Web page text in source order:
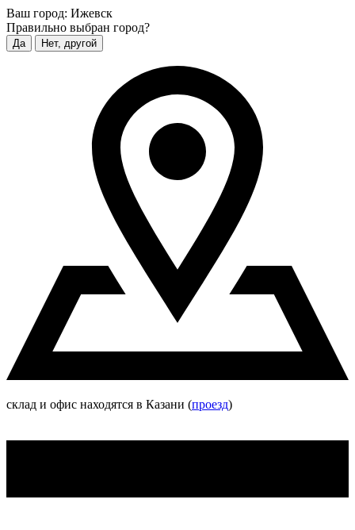
Ваш город: Ижевск
Правильно выбран город?
Да Нет, другой
склад и офис находятся в Казани (проезд)